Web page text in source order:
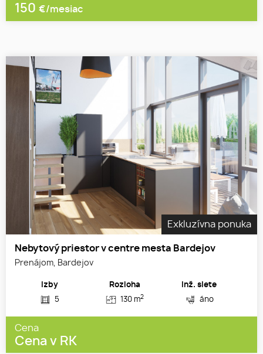
150 €/mesiac
Exkluzívna ponuka
Nebytový priestor v centre mesta Bardejov
Prenájom, Bardejov
Izby
5
Rozloha
130 m2
Inž. siete
áno
Cena
Cena v RK